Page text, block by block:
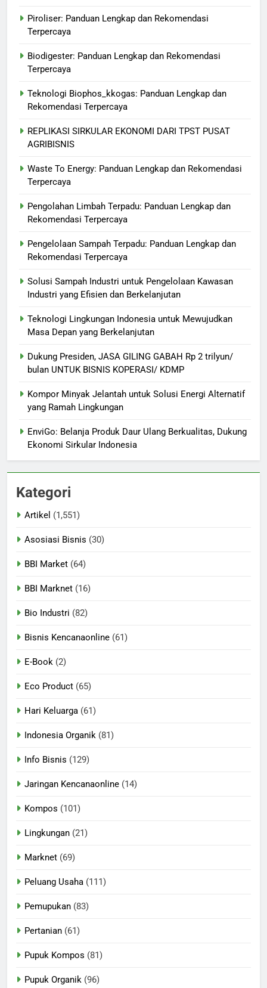
Piroliser: Panduan Lengkap dan Rekomendasi
Terpercaya
Biodigester: Panduan Lengkap dan Rekomendasi
Terpercaya
Teknologi Biophos_kkogas: Panduan Lengkap dan
Rekomendasi Terpercaya
REPLIKASI SIRKULAR EKONOMI DARI TPST PUSAT
AGRIBISNIS
Waste To Energy: Panduan Lengkap dan Rekomendasi
Terpercaya
Pengolahan Limbah Terpadu: Panduan Lengkap dan
Rekomendasi Terpercaya
Pengelolaan Sampah Terpadu: Panduan Lengkap dan
Rekomendasi Terpercaya
Solusi Sampah Industri untuk Pengelolaan Kawasan
Industri yang Efisien dan Berkelanjutan
Teknologi Lingkungan Indonesia untuk Mewujudkan
Masa Depan yang Berkelanjutan
Dukung Presiden, JASA GILING GABAH Rp 2 trilyun/
bulan UNTUK BISNIS KOPERASI/ KDMP
Kompor Minyak Jelantah untuk Solusi Energi Alternatif
yang Ramah Lingkungan
EnviGo: Belanja Produk Daur Ulang Berkualitas, Dukung
Ekonomi Sirkular Indonesia
Kategori
Artikel (1,551)
Asosiasi Bisnis (30)
BBI Market (64)
BBI Marknet (16)
Bio Industri (82)
Bisnis Kencanaonline (61)
E-Book (2)
Eco Product (65)
Hari Keluarga (61)
Indonesia Organik (81)
Info Bisnis (129)
Jaringan Kencanaonline (14)
Kompos (101)
Lingkungan (21)
Marknet (69)
Peluang Usaha (111)
Pemupukan (83)
Pertanian (61)
Pupuk Kompos (81)
Pupuk Organik (96)